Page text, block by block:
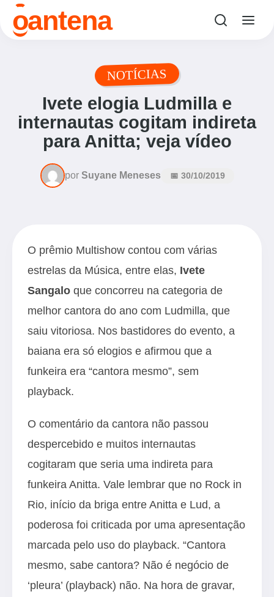
oantena
NOTÍCIAS
Ivete elogia Ludmilla e
internautas cogitam indireta
para Anitta; veja vídeo
por Suyane Meneses 📅 30/10/2019
O prêmio Multishow contou com várias
estrelas da Música, entre elas, Ivete
Sangalo que concorreu na categoria de
melhor cantora do ano com Ludmilla, que
saiu vitoriosa. Nos bastidores do evento, a
baiana era só elogios e afirmou que a
funkeira era “cantora mesmo”, sem
playback.
O comentário da cantora não passou
despercebido e muitos internautas
cogitaram que seria uma indireta para
funkeira Anitta. Vale lembrar que no Rock in
Rio, início da briga entre Anitta e Lud, a
poderosa foi criticada por uma apresentação
marcada pelo uso do playback. “Cantora
mesmo, sabe cantora? Não é negócio de
‘pleura’ (playback) não. Na hora de gravar,